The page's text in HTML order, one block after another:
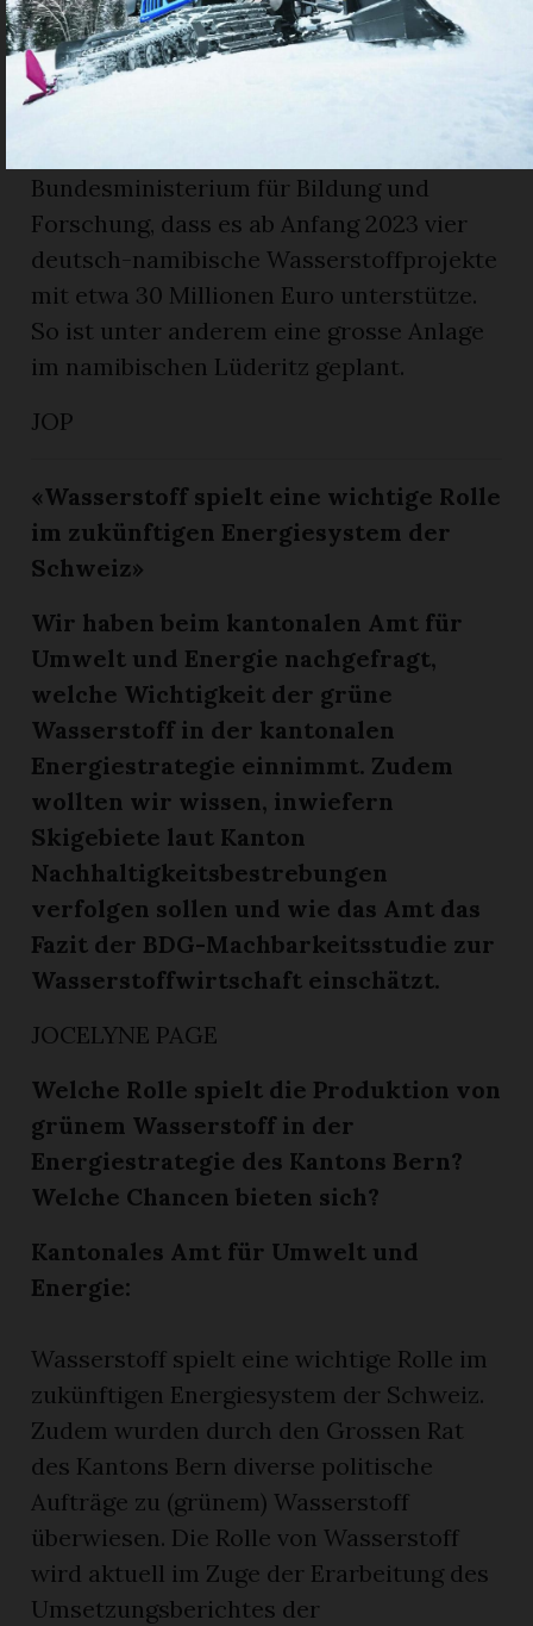
Deutschland hat grosses Interesse an der
Zusammenarbeit mit Namibia: In einer
Bundesministerium für Bildung und
Forschung, dass es ab Anfang 2023 vier
deutsch-namibische Wasserstoffprojekte
mit etwa 30 Millionen Euro unterstütze.
So ist unter anderem eine grosse Anlage
im namibischen Lüderitz geplant.
JOP
«Wasserstoff spielt eine wichtige Rolle
im zukünftigen Energiesystem der
Schweiz»
Wir haben beim kantonalen Amt für
Umwelt und Energie nachgefragt,
welche Wichtigkeit der grüne
Wasserstoff in der kantonalen
Energiestrategie einnimmt. Zudem
wollten wir wissen, inwiefern
Skigebiete laut Kanton
Nachhaltigkeitsbestrebungen
verfolgen sollen und wie das Amt das
Fazit der BDG-Machbarkeitsstudie zur
Wasserstoffwirtschaft einschätzt.
JOCELYNE PAGE
Welche Rolle spielt die Produktion von
grünem Wasserstoff in der
Energiestrategie des Kantons Bern?
Welche Chancen bieten sich?
Kantonales Amt für Umwelt und
Energie:
Wasserstoff spielt eine wichtige Rolle im
zukünftigen Energiesystem der Schweiz.
Zudem wurden durch den Grossen Rat
des Kantons Bern diverse politische
Aufträge zu (grünem) Wasserstoff
überwiesen. Die Rolle von Wasserstoff
wird aktuell im Zuge der Erarbeitung des
Umsetzungsberichtes der